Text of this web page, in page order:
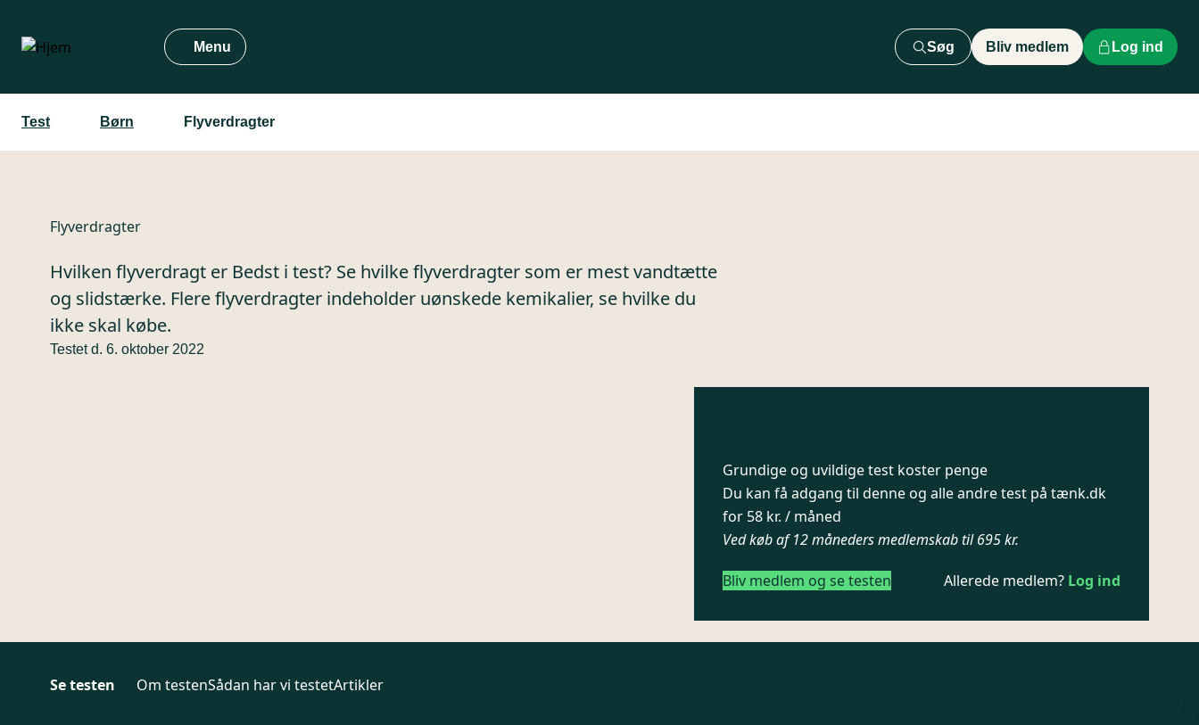
hovedindhold
Menu Søg Bliv medlem Log ind
Test Børn Flyverdragter
Flyverdragter
Hvilken flyverdragt er Bedst i test? Se hvilke flyverdragter som er mest vandtætte
og slidstærke. Flere flyverdragter indeholder uønskede kemikalier, se hvilke du
ikke skal købe.
Testet d. 6. oktober 2022
Grundige og uvildige test koster penge
Du kan få adgang til denne og alle andre test på tænk.dk
for 58 kr. / måned
Ved køb af 12 måneders medlemskab til 695 kr.
Bliv medlem og se testen Allerede medlem? Log ind
Se testen Om testenSådan har vi testetArtikler